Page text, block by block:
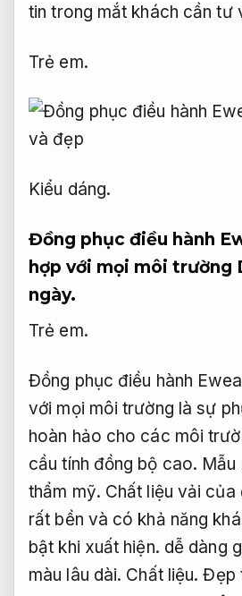
tin trong mắt khách cần tư
Trẻ em.
Kiểu dáng.
Đồng phục điều hành
hợp với mọi môi trường
ngày.
Trẻ em.
Đồng phục điều hành
với mọi môi trường là sự
hoàn hảo cho các môi
cầu tính đồng bộ cao. Mẫu
thẩm mỹ. Chất liệu vải của
rất bền và có khả năng
bật khi xuất hiện. dễ dàng
màu lâu dài. Chất liệu. Đẹp